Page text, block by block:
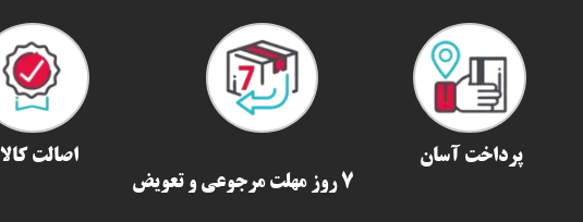
پرداخت آسان
7 روز مهلت مرجوعی و تعویض
اصالت کالا